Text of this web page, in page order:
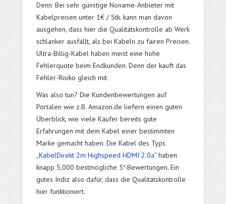
Denn: Bei sehr günstige Noname-Anbieter mit
Kabelpreisen unter 1€ / Stk. kann man davon
ausgehen, dass hier die Qualitätskontrolle ab Werk
schlanker ausfällt, als bei Kabeln zu fairen Preisen.
Ultra-Billig-Kabel haben meist eine hohe
Fehlerquote beim Endkunden. Denn der kauft das
Fehler-Risiko gleich mit.
Was also tun? Die Kundenbewertungen auf
Portalen wie z.B. Amazon.de liefern einen guten
Überblick, wie viele Käufer bereits gute
Erfahrungen mit dem Kabel einer bestimmten
Marke gemacht haben. Die Kabel des Typs
„KabelDirekt 2m Highspeed HDMI 2.0a“ haben
knapp 5,000 bestmögliche 5*-Bewertungen. Ein
gutes Indiz also dafür, dass die Qualitätskontrolle
hier funktioniert.